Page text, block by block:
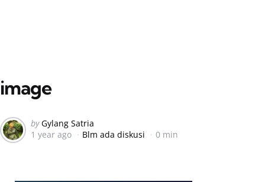
image
Posted
by
by Gylang Satria
1 year ago
Blm ada diskusi 0 min